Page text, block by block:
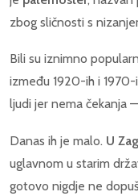
zbog sličnosti s
Bili su iznimno
između 1920-ih i
ljudi jer nema čekanja
Danas ih je malo. U
uglavnom u starim
gotovo nigdje ne